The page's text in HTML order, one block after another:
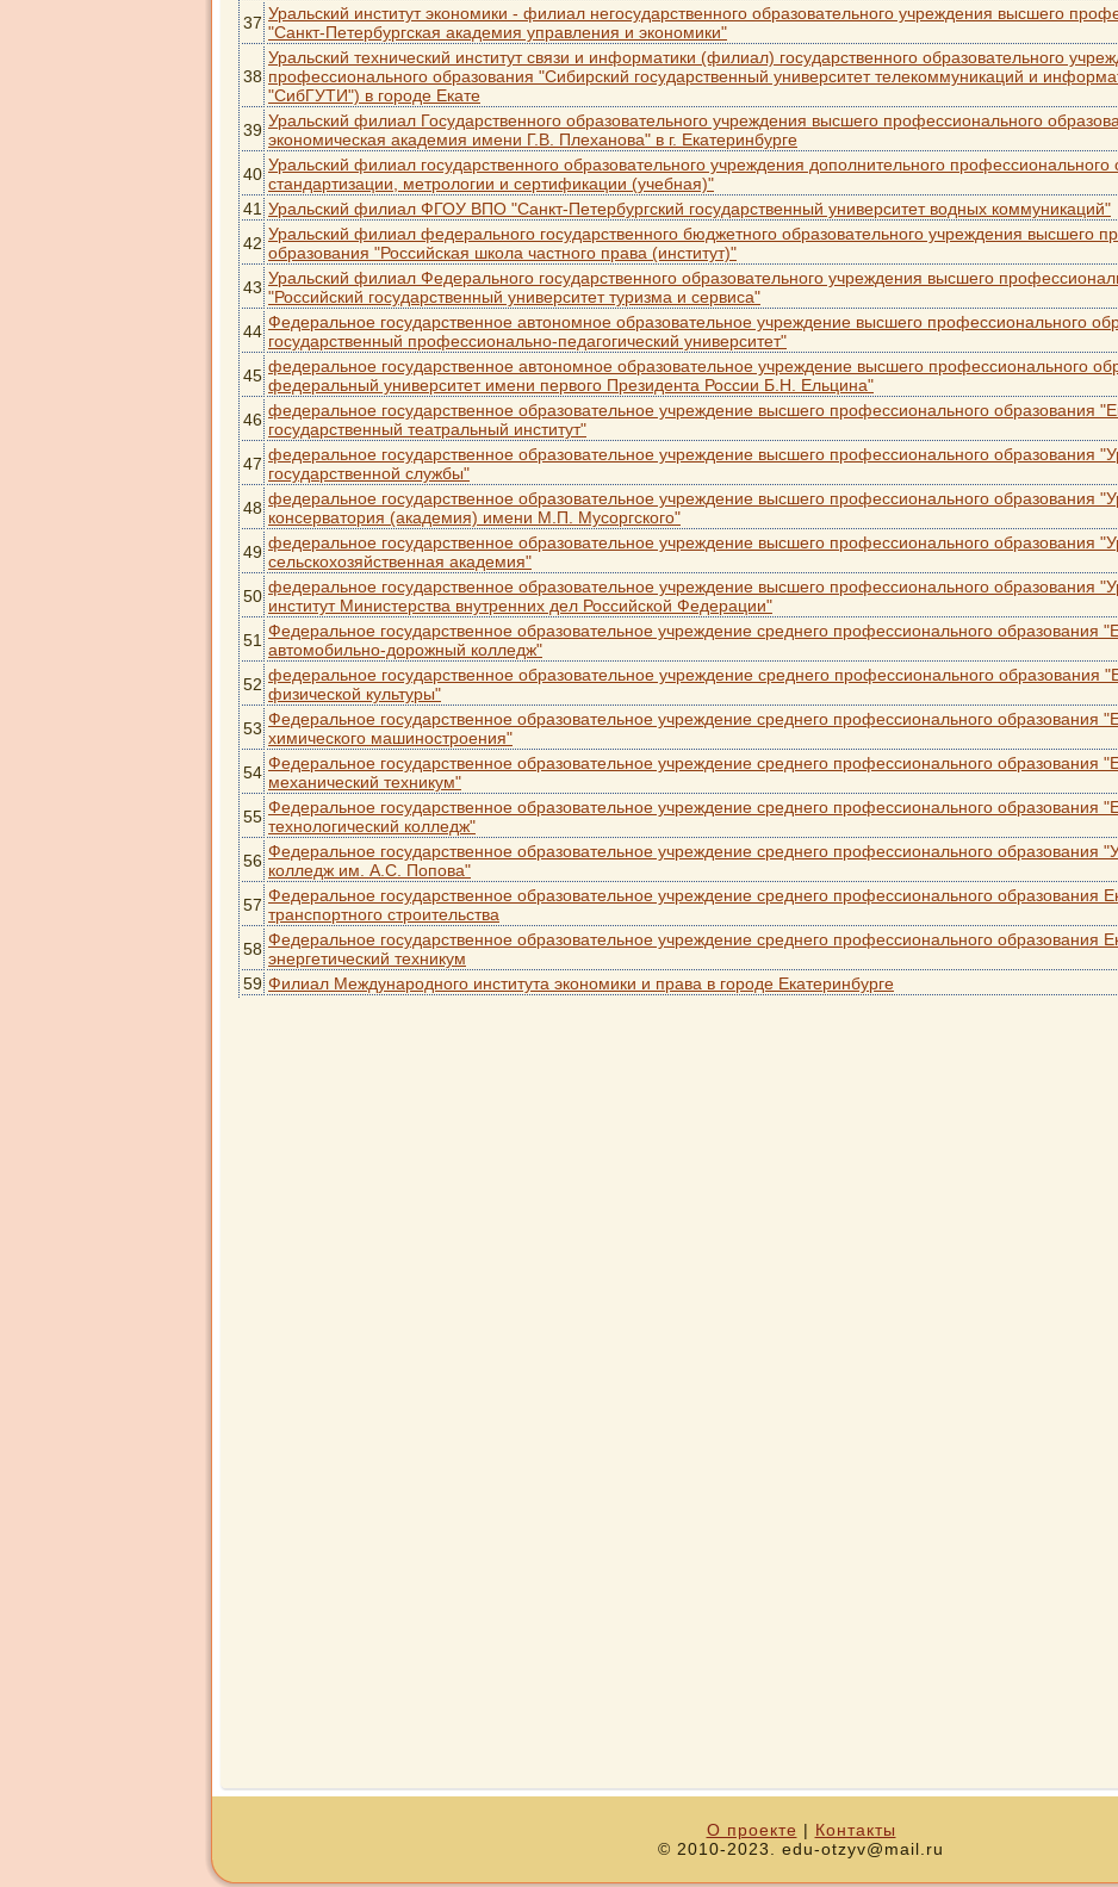
37 Уральский институт экономики - филиал негосударственного образовательного учреждения высшего
"Санкт-Петербургская академия управления и экономики"
38
Уральский технический институт связи и информатики (филиал) государственного образовательного
профессионального образования "Сибирский государственный университет телекоммуникаций и
"СибГУТИ") в городе Екате
39 Уральский филиал Государственного образовательного учреждения высшего профессионального
экономическая академия имени Г.В. Плеханова" в г. Екатеринбурге
40 Уральский филиал государственного образовательного учреждения дополнительного
стандартизации, метрологии и сертификации (учебная)"
41 Уральский филиал ФГОУ ВПО "Санкт-Петербургский государственный университет водных коммуникаций"
42 Уральский филиал федерального государственного бюджетного образовательного учреждения высшего
образования "Российская школа частного права (институт)"
43 Уральский филиал Федерального государственного образовательного учреждения высшего
"Российский государственный университет туризма и сервиса"
44 Федеральное государственное автономное образовательное учреждение высшего профессионального
государственный профессионально-педагогический университет"
45 федеральное государственное автономное образовательное учреждение высшего профессионального
федеральный университет имени первого Президента России Б.Н. Ельцина"
46 федеральное государственное образовательное учреждение высшего профессионального образования
государственный театральный институт"
47 федеральное государственное образовательное учреждение высшего профессионального образования
государственной службы"
48 федеральное государственное образовательное учреждение высшего профессионального образования
консерватория (академия) имени М.П. Мусоргского"
49 федеральное государственное образовательное учреждение высшего профессионального образования
сельскохозяйственная академия"
50 федеральное государственное образовательное учреждение высшего профессионального образования
институт Министерства внутренних дел Российской Федерации"
51 Федеральное государственное образовательное учреждение среднего профессионального образования
автомобильно-дорожный колледж"
52 федеральное государственное образовательное учреждение среднего профессионального образования
физической культуры"
53 Федеральное государственное образовательное учреждение среднего профессионального образования
химического машиностроения"
54 Федеральное государственное образовательное учреждение среднего профессионального образования
механический техникум"
55 Федеральное государственное образовательное учреждение среднего профессионального образования
технологический колледж"
56 Федеральное государственное образовательное учреждение среднего профессионального образования
колледж им. А.С. Попова"
57 Федеральное государственное образовательное учреждение среднего профессионального образования
транспортного строительства
58 Федеральное государственное образовательное учреждение среднего профессионального образования
энергетический техникум
59 Филиал Международного института экономики и права в городе Екатеринбурге
О проекте | Контакты
© 2010-2023. edu-otzyv@mail.ru